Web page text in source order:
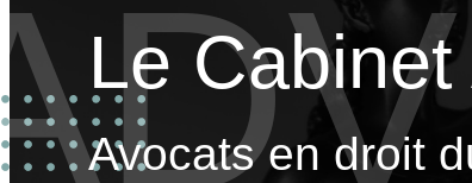
Le
Avocats en droit